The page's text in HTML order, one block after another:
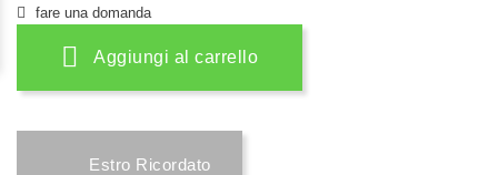
fare una domanda
Aggiungi al carrello
Estro Ricordato